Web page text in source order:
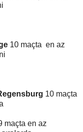
10 maçta en az
10 maçta
maçta en az